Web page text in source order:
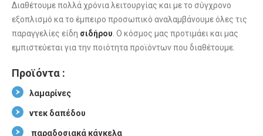
Διαθέτουμε πολλά χρόνια λειτουργίας και με το σύγχρονο
εξοπλισμό κα το έμπειρο προσωπικό αναλαμβάνουμε όλες τις
παραγγελίες είδη σιδήρου. Ο κόσμος μας προτιμάει και μας
εμπιστεύεται για την ποιότητα προϊόντων που διαθέτουμε.
Προϊόντα :
λαμαρίνες
ντεκ δαπέδου
παραδοσιακά κάγκελα